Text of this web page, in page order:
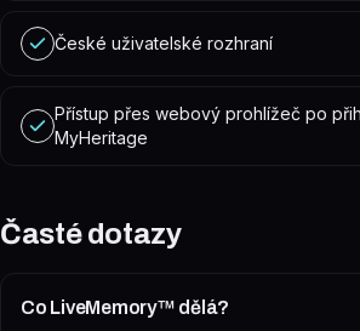
České uživatelské rozhraní
Přístup přes webový prohlížeč po
MyHeritage
Časté dotazy
Co LiveMemory™ dělá?